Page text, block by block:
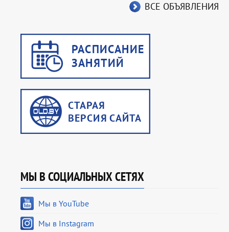
ВСЕ ОБЪЯВЛЕНИЯ
МЫ В СОЦИАЛЬНЫХ СЕТЯХ
Мы в YouTube
Мы в Instagram